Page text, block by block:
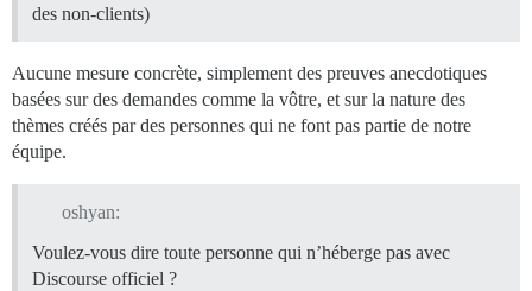
des non-clients)
Aucune mesure concrète, simplement des preuves anecdotiques
basées sur des demandes comme la vôtre, et sur la nature des
thèmes créés par des personnes qui ne font pas partie de notre
équipe.
oshyan:
Voulez-vous dire toute personne qui n’héberge pas avec
Discourse officiel ?